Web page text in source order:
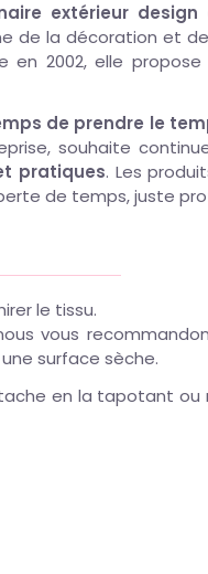
extérieur
de la décoration et de
en 2002, elle propose
de prendre le
souhaite
pratiques. Les
de temps, juste
le tissu.
vous
surface sèche.
en la tapotant